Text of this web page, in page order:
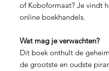
of Koboformaat? Je vindt
online boekhandels.
Wat mag je verwachten?
Dit boek onthult de
de grootste en oudste